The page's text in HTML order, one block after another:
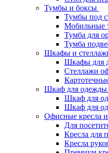
Тумбы и боксы
Тумбы под
Мобильные
Тумба для
Тумба
Шкафы и
Шкафы для
Стеллажи
Шкаф для одежды
Шкаф для
Шкаф для
Офисные кресла и
Для
Кресла для
Кресла